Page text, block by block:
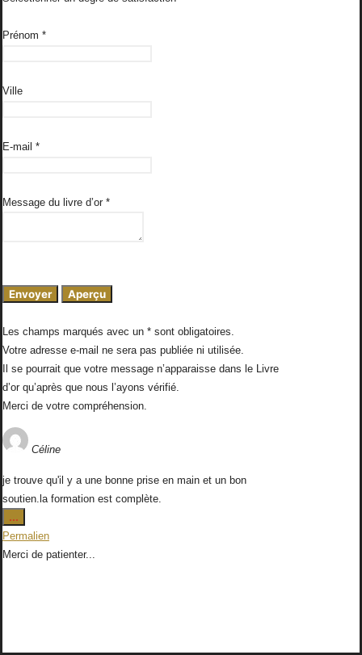
formulaire.
Prénom *
Ville
E-mail *
Message du livre d’or *
Les champs marqués avec un * sont obligatoires.
Votre adresse e-mail ne sera pas publiée ni utilisée.
Il se pourrait que votre message n’apparaisse dans le Livre
d’or qu’après que nous l’ayons vérifié.
Merci de votre compréhension.
Céline
je trouve qu'il y a une bonne prise en main et un bon
soutien.la formation est complète.
...
cette
boîte
méta.
Permalien
Merci de patienter...